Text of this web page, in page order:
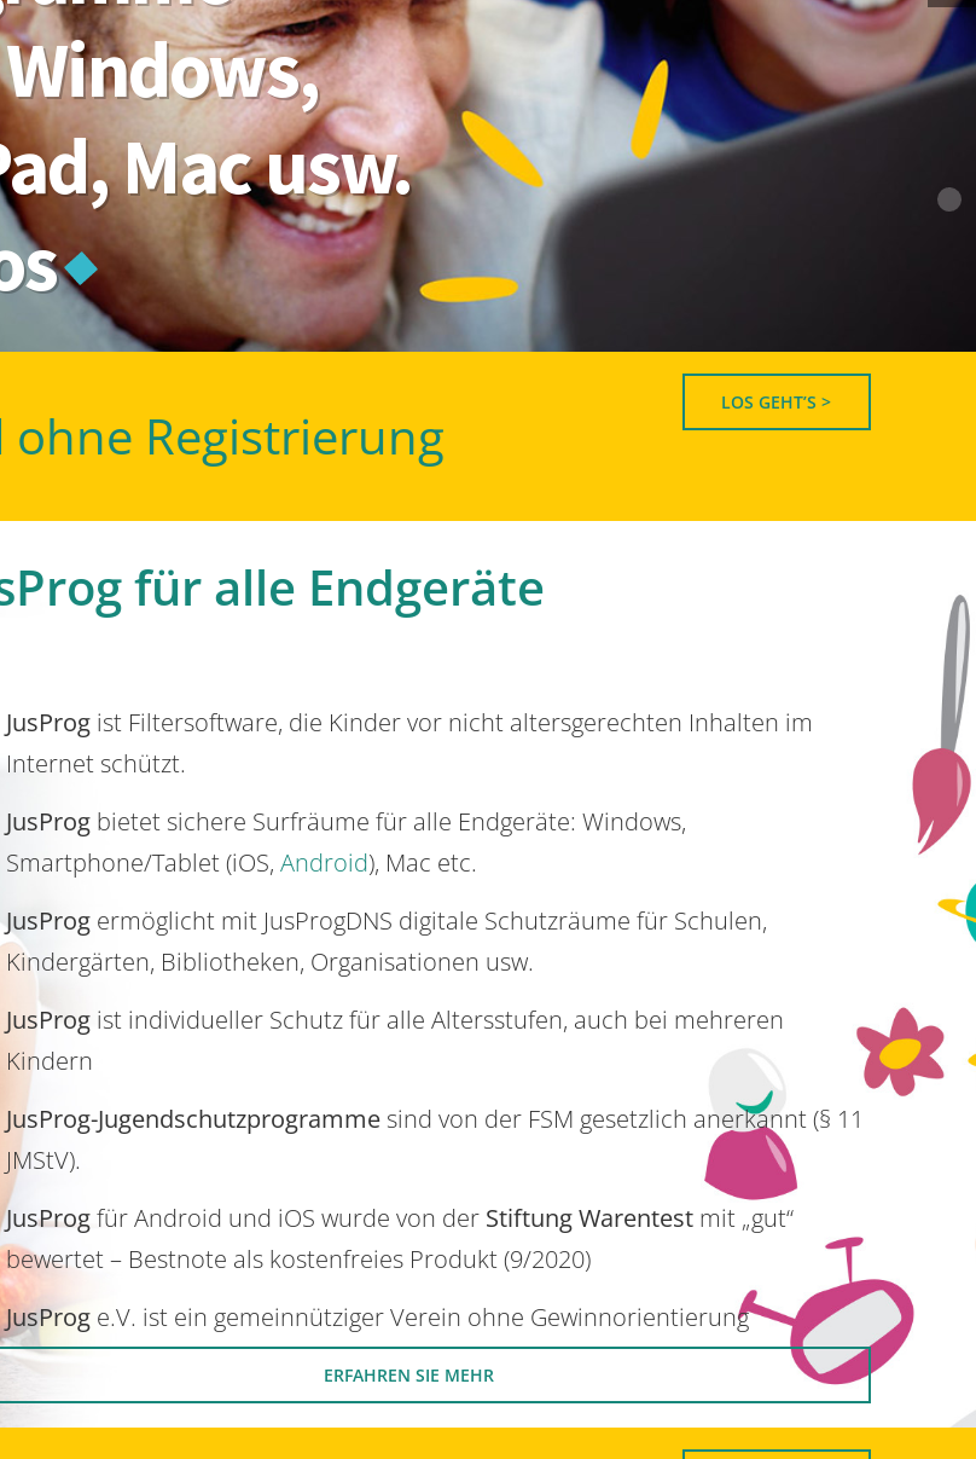
Mac usw.
Registrierung
LOS GEHT’S >
für alle Endgeräte
JusProgist Filtersoftware, die Kinder vor nicht altersgerechten Inhalten im
Internet schützt.
JusProgbietet sichere Surfräume für alle Endgeräte: Windows,
Smartphone/Tablet (iOS, Android), Mac etc.
JusProg ermöglicht mit JusProgDNS digitale Schutzräume für Schulen,
Kindergärten, Bibliotheken, Organisationen usw.
JusProgist individueller Schutz für alle Altersstufen, auch bei mehreren
Kindern
JusProg-Jugendschutzprogrammesind von der FSM gesetzlich anerkannt (§ 11
JMStV).
JusProgfür Android und iOS wurde von der Stiftung Warentestmit „gut“
bewertet – Bestnote als kostenfreies Produkt (9/2020)
JusProge.V. ist ein gemeinnütziger Verein ohne Gewinnorientierung
ERFAHREN SIE MEHR